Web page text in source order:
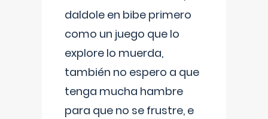
daldole en bibe primero
como un juego que lo
explore lo muerda,
también no espero a que
tenga mucha hambre
para que no se frustre, e